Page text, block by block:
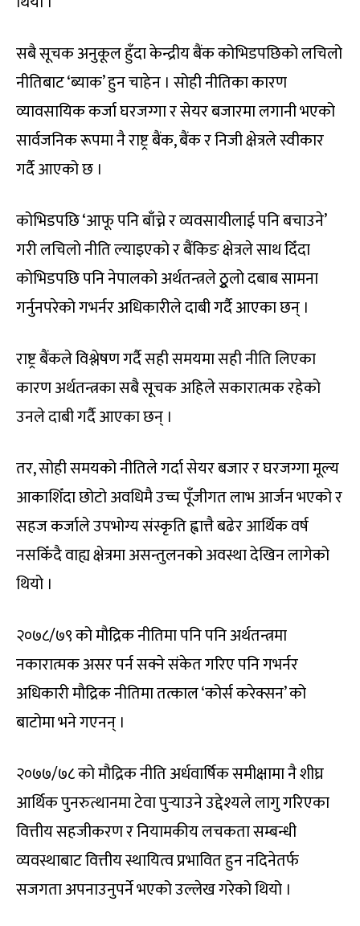
सबै सूचक अनुकूल हुँदा केन्द्रीय बैंक कोभिडपछिको लचिलो
नीतिबाट ‘ब्याक’ हुन चाहेन । सोही नीतिका कारण
व्यावसायिक कर्जा घरजग्गा र सेयर बजारमा लगानी भएको
सार्वजनिक रूपमा नै राष्ट्र बैंक, बैंक र निजी क्षेत्रले स्वीकार
गर्दै आएको छ ।
कोभिडपछि ‘आफू पनि बाँच्ने र व्यवसायीलाई पनि बचाउने’
गरी लचिलो नीति ल्याइएको र बैंकिङ क्षेत्रले साथ दिँदा
कोभिडपछि पनि नेपालको अर्थतन्त्रले ठुूलो दबाब सामना
गर्नुनपरेको गभर्नर अधिकारीले दाबी गर्दै आएका छन् ।
राष्ट्र बैंकले विश्लेषण गर्दै सही समयमा सही नीति लिएका
कारण अर्थतन्त्रका सबै सूचक अहिले सकारात्मक रहेको
उनले दाबी गर्दै आएका छन् ।
तर, सोही समयको नीतिले गर्दा सेयर बजार र घरजग्गा मूल्य
आकाशिँदा छोटो अवधिमै उच्च पूँजीगत लाभ आर्जन भएको र
सहज कर्जाले उपभोग्य संस्कृति ह्वात्तै बढेर आर्थिक वर्ष
नसकिँदै वाह्य क्षेत्रमा असन्तुलनको अवस्था देखिन लागेको
थियो ।
२०७८/७९ को मौद्रिक नीतिमा पनि पनि अर्थतन्त्रमा
नकारात्मक असर पर्न सक्ने संकेत गरिए पनि गभर्नर
अधिकारी मौद्रिक नीतिमा तत्काल ‘कोर्स करेक्सन’ को
बाटोमा भने गएनन् ।
२०७७/७८ को मौद्रिक नीति अर्धवार्षिक समीक्षामा नै शीघ्र
आर्थिक पुनरुत्थानमा टेवा पुर्‍याउने उद्देश्यले लागु गरिएका
वित्तीय सहजीकरण र नियामकीय लचकता सम्बन्धी
व्यवस्थाबाट वित्तीय स्थायित्व प्रभावित हुन नदिनेतर्फ
सजगता अपनाउनुपर्ने भएको उल्लेख गरेको थियो ।